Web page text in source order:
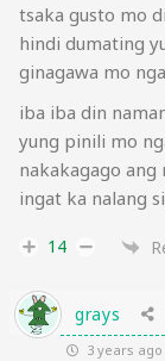
tsaka gusto mo
hindi dumating
ginagawa mo
iba iba din
yung pinili mo
nakakagago ang
ingat ka nalang
14
grays
3 years ago